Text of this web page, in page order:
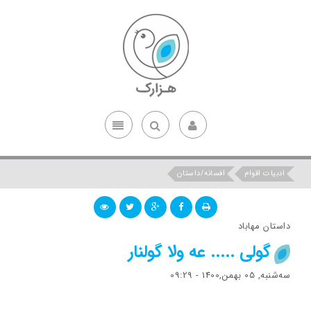
ادبیات اقوام افسانه/داستان
داستان مهاباد
گولی ..... عه ولا گولنار
ﺳﻪشنبه, 05 بهمن,1400 - 09:29